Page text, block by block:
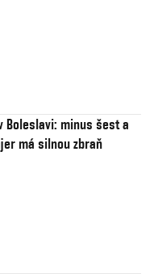
Boleslavi: minus šest a
má silnou zbraň